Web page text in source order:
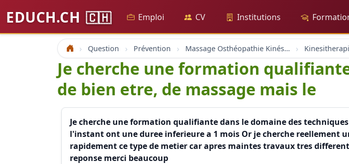
EDUCH.CH 🇨🇭 Emploi CV Institutions
Accueil Question Prévention Massage Osthéopathie Kinésiologie
Je cherche une formation
de bien etre, de massage mais le
Je cherche une formation qualifiante dans le domaine des
l'instant ont une duree inferieure a 1 mois Or je cherche
rapidement ce type de metier car apres maintes travaux tres
reponse merci beaucoup